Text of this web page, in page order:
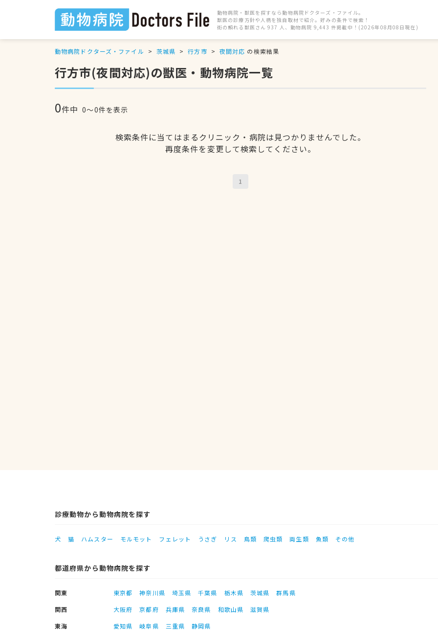
動物病院・獣医を探すなら動物病院ドクターズ・ファイル。
獣医の診療方針や人柄を独自取材で紹介。好みの条件で検索！
街の頼れる獣医さん 937 人、動物病院 9,443 件掲載中！(2026年08月08日現在)
動物病院ドクターズ・ファイル 茨城県 行方市 夜間対応 の検索結果
行方市(夜間対応)の獣医・動物病院一覧
0件中 0〜0件を表示
検索条件に当てはまるクリニック・病院は見つかりませんでした。
再度条件を変更して検索してください。
1
診療動物から動物病院を探す
犬 猫 ハムスター モルモット フェレット うさぎ リス 鳥類 爬虫類 両生類 魚類 その他
都道府県から動物病院を探す
関東 東京都 神奈川県 埼玉県 千葉県 栃木県 茨城県
群馬県
関西
大阪府 京都府 兵庫県 奈良県 和歌山県
滋賀県
東海
愛知県 岐阜県 三重県
静岡県